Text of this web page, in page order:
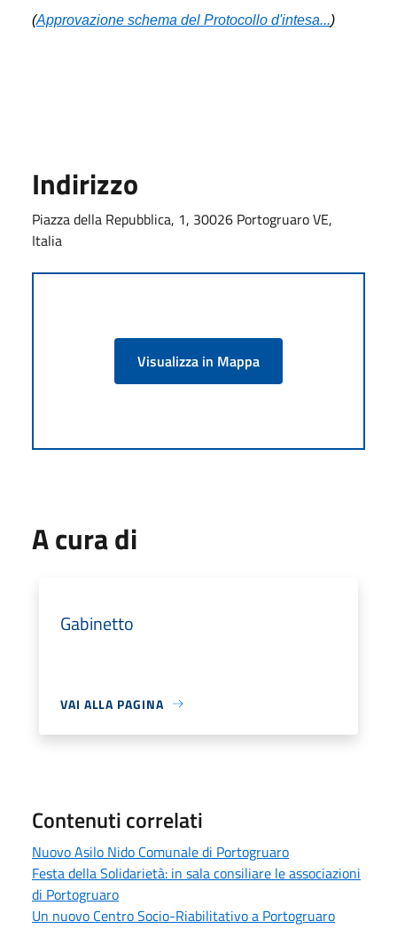
(Approvazione schema del Protocollo d'intesa...)
Indirizzo
Piazza della Repubblica, 1, 30026 Portogruaro VE,
Italia
Visualizza in Mappa
A cura di
Gabinetto
VAI ALLA PAGINA
Contenuti correlati
Nuovo Asilo Nido Comunale di Portogruaro
Festa della Solidarietà: in sala consiliare le associazioni
di Portogruaro
Un nuovo Centro Socio-Riabilitativo a Portogruaro